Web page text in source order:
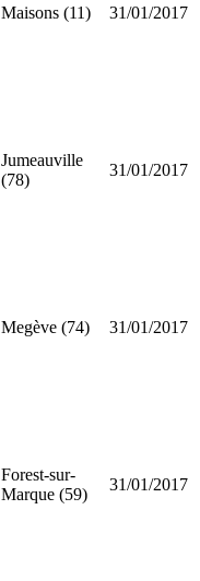
Maisons (11) 31/01/2017
Jumeauville
(78)
31/01/2017
Megève (74) 31/01/2017
Forest-sur-
Marque (59)
31/01/2017